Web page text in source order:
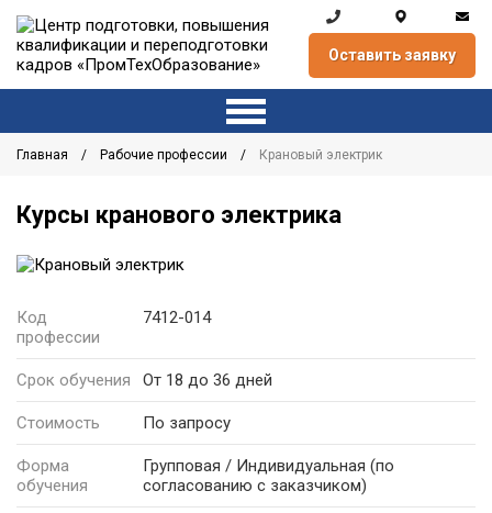
Оставить заявку
Главная Рабочие профессии Крановый электрик
Курсы кранового электрика
Код
профессии
7412-014
Срок обучения От 18 до 36 дней
Стоимость По запросу
Форма
обучения
Групповая / Индивидуальная (по
согласованию с заказчиком)